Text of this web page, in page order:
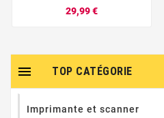
29,99 €
TOP CATÉGORIE

Imprimante et scanner